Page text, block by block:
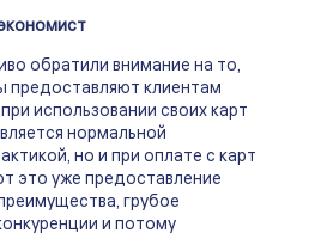
обратили внимание на то,
предоставляют клиентам
использовании своих карт
нормальной
но и при оплате с карт
это уже предоставление
грубое
и потому